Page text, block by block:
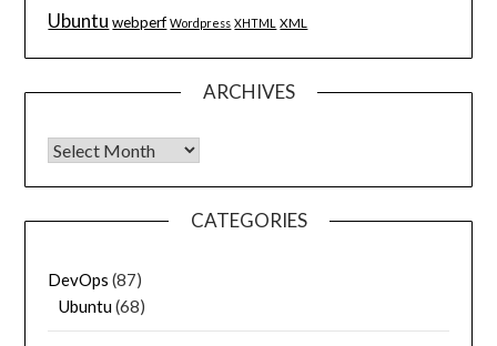
Ubuntu webperf Wordpress XHTML XML
ARCHIVES
Archives
CATEGORIES
DevOps (87)
Ubuntu(68)